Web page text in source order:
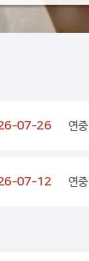
07-26 연
07-12 연